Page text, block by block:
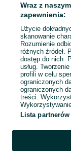
Mapa ministron
Popularne
Wraz z
zapewnienia:
Użycie
skanowanie
Rozumienie
różnych źródeł.
dostęp do nich.
usług.
profili w celu
ograniczonych
ograniczonych
treści.
Lista